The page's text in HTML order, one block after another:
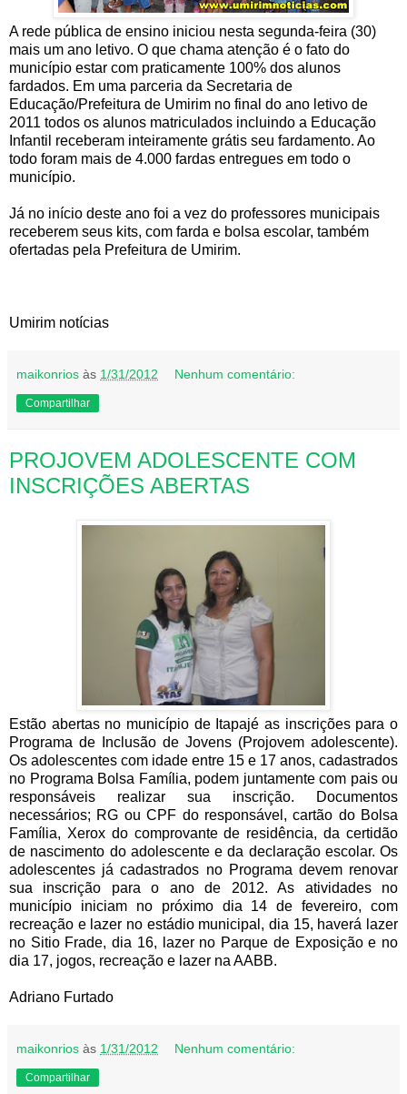
A rede pública de ensino iniciou nesta segunda-feira (30)
mais um ano letivo. O que chama atenção é o fato do
município estar com praticamente 100% dos alunos
fardados. Em uma parceria da Secretaria de
Educação/Prefeitura de Umirim no final do ano letivo de
2011 todos os alunos matriculados incluindo a Educação
Infantil receberam inteiramente grátis seu fardamento. Ao
todo foram mais de 4.000 fardas entregues em todo o
município.
Já no início deste ano foi a vez do professores municipais
receberem seus kits, com farda e bolsa escolar, também
ofertadas pela Prefeitura de Umirim.
Umirim notícias
maikonrios às 1/31/2012 Nenhum comentário:
Compartilhar
PROJOVEM ADOLESCENTE COM
INSCRIÇÕES ABERTAS
Estão abertas no município de Itapajé as inscrições para o
Programa de Inclusão de Jovens (Projovem adolescente).
Os adolescentes com idade entre 15 e 17 anos, cadastrados
no Programa Bolsa Família, podem juntamente com pais ou
responsáveis realizar sua inscrição. Documentos
necessários; RG ou CPF do responsável, cartão do Bolsa
Família, Xerox do comprovante de residência, da certidão
de nascimento do adolescente e da declaração escolar. Os
adolescentes já cadastrados no Programa devem renovar
sua inscrição para o ano de 2012. As atividades no
município iniciam no próximo dia 14 de fevereiro, com
recreação e lazer no estádio municipal, dia 15, haverá lazer
no Sitio Frade, dia 16, lazer no Parque de Exposição e no
dia 17, jogos, recreação e lazer na AABB.
Adriano Furtado
maikonrios às 1/31/2012 Nenhum comentário:
Compartilhar